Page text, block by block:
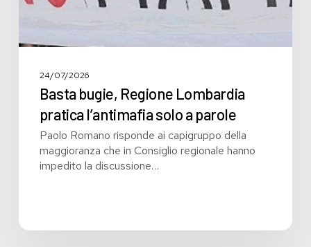
24/07/2026
Basta bugie, Regione Lombardia
pratica l’antimafia solo a parole
Paolo Romano risponde ai capigruppo della
maggioranza che in Consiglio regionale hanno
impedito la discussione…